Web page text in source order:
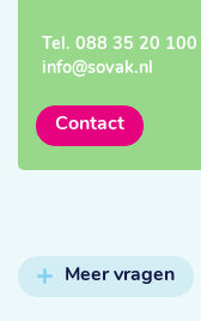
Tel. 088 35 20 100
info@sovak.nl
Contact
Meer vragen